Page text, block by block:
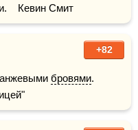
Кевин Смит
+82
бровями.